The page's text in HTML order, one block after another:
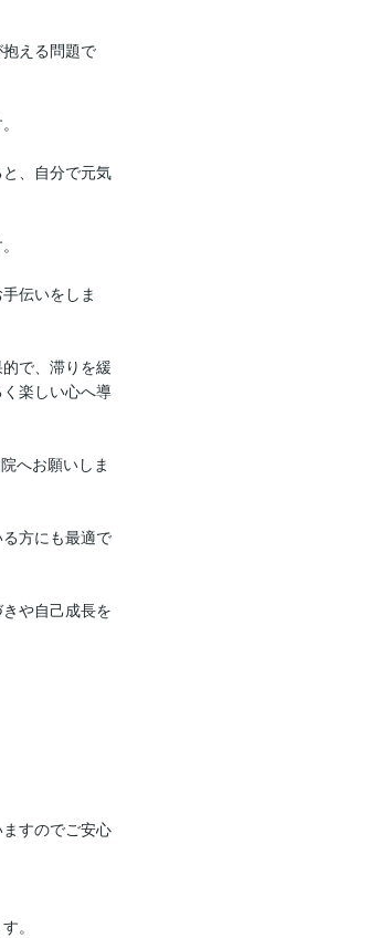
える問題で
、自分で元気
伝いをしま
で、滞りを緩
楽しい心へ導
へお願いしま
方にも最適で
や自己成長を
すのでご安心
。